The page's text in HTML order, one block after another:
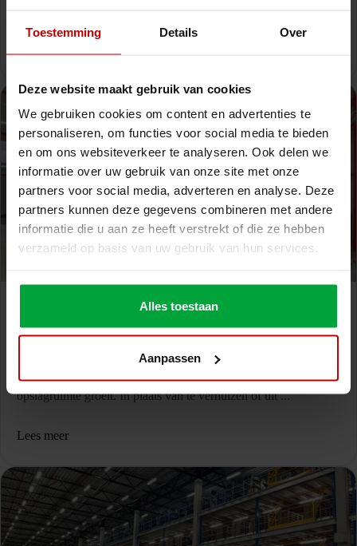
Toestemming Details Over
Deze website maakt gebruik van cookies
We gebruiken cookies om content en advertenties te
personaliseren, om functies voor social media te bieden
en om ons websiteverkeer te analyseren. Ook delen we
informatie over uw gebruik van onze site met onze
partners voor social media, adverteren en analyse. Deze
partners kunnen deze gegevens combineren met andere
informatie die u aan ze heeft verstrekt of die ze hebben
verzameld op basis van uw gebruik van hun services.
Alles toestaan
Aanpassen
Lees meer
Hoe maak je van hoogte extra opslagruimte met
Van hoogte extra opslagruimte maken Veel bedrijven ervaren
ruimtegebrek, vooral wanneer een magazijn, productiehal of
opslagruimte groeit. In plaats van te verhuizen of uit ...
Lees meer